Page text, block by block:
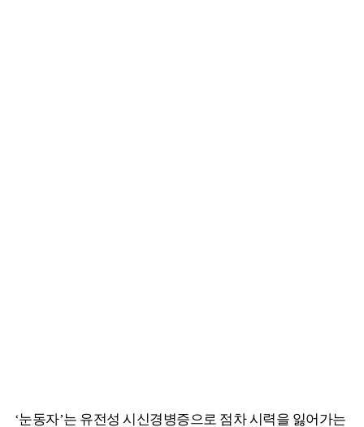
‘눈동자’는 유전성 시신경병증으로 점차 시력을 잃어가는